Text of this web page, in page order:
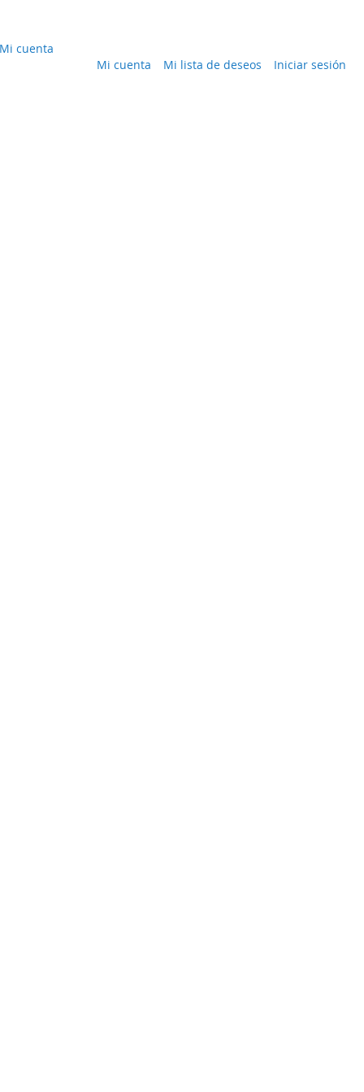
Mi cuenta
Mi cuenta
Mi lista de deseos Iniciar sesión